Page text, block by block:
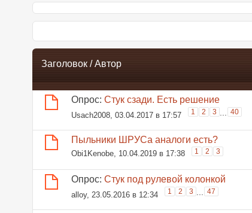
Заголовок/Автор
Опрос: Стук сзади. Есть решение
Usach2008, 03.04.2017 в 17:57 1 2 3 40
Пыльники ШРУСа аналоги есть?
Obi1Kenobe, 10.04.2019 в 17:38 1 2 3
Опрос: Стук под рулевой колонкой
alloy, 23.05.2016 в 12:34 1 2 3 47